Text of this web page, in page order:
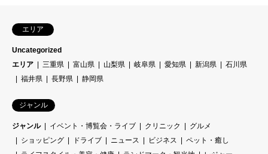
エリア
Uncategorized
エリア
三重県 富山県 山梨県 岐阜県 愛知県 新潟県
石川県
福井県
長野県 静岡県
ジャンル
ジャンル イベント・博覧会・ライブ クリニック
グルメ
ショッピング
ドライブ ニュース ビジネス
ペット・癒し